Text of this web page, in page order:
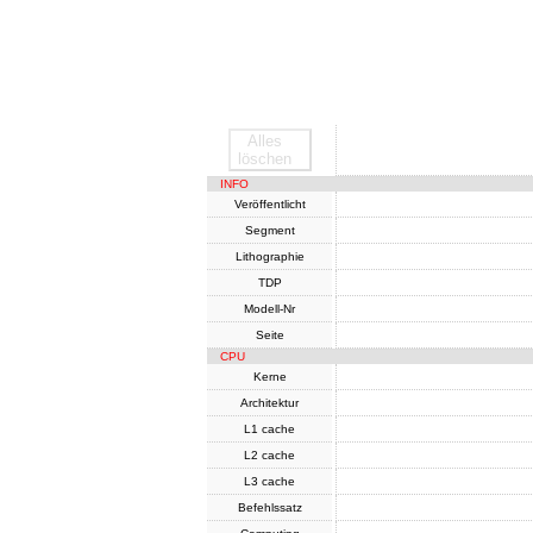
Alles
löschen
INFO
Veröffentlicht
Segment
Lithographie
TDP
Modell-Nr
Seite
CPU
Kerne
Architektur
L1 cache
L2 cache
L3 cache
Befehlssatz